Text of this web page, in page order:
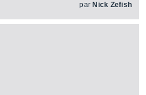
par Nick Zefish